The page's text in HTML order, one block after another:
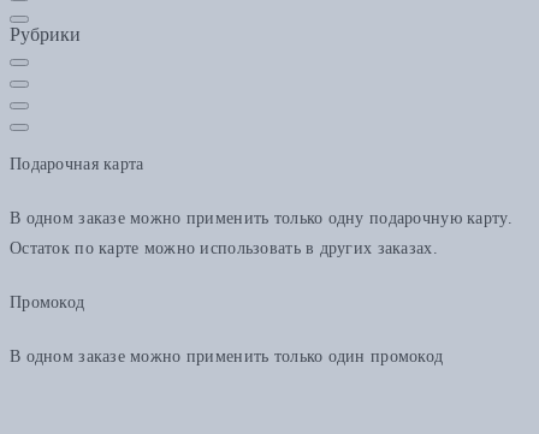
Рубрики
Подарочная карта
В одном заказе можно применить только одну подарочную карту.
Остаток по карте можно использовать в других заказах.
Промокод
В одном заказе можно применить только один промокод